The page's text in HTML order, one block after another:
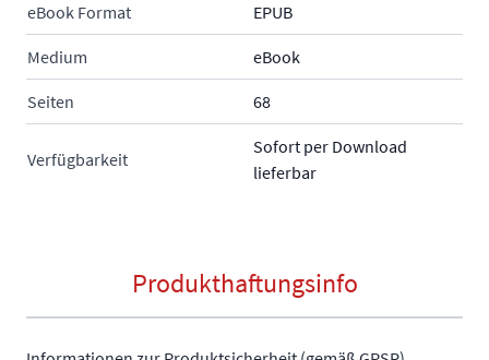
eBook Format EPUB
Medium eBook
Seiten 68
Verfügbarkeit
Sofort per Download
lieferbar
Produkthaftungsinfo